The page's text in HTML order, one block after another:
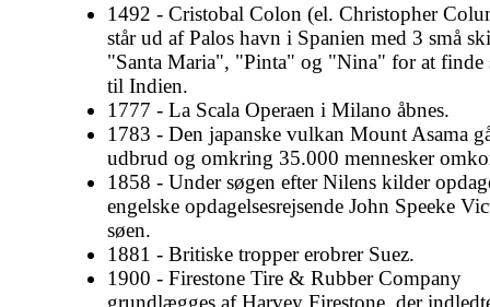
1492 - Cristobal Colon (el. Christopher
står ud af Palos havn i Spanien med 3 små
"Santa Maria", "Pinta" og "Nina" for at finde
til Indien.
1777 - La Scala Operaen i Milano åbnes.
1783 - Den japanske vulkan Mount Asama
udbrud og omkring 35.000 mennesker
1858 - Under søgen efter Nilens kilder
engelske opdagelsesrejsende John Speeke
søen.
1881 - Britiske tropper erobrer Suez.
1900 - Firestone Tire & Rubber Company
grundlægges af Harvey Firestone, der